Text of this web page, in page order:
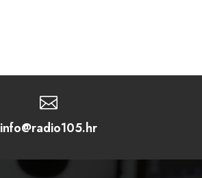

info@radio105.hr